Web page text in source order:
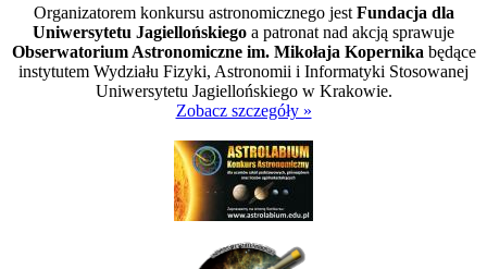
Organizatorem konkursu astronomicznego jestFundacja dla
Uniwersytetu Jagiellońskiego a patronat nad akcją sprawuje
Obserwatorium Astronomiczne im. Mikołaja Kopernikabędące
instytutem Wydziału Fizyki, Astronomii i Informatyki Stosowanej
Uniwersytetu Jagiellońskiego w Krakowie.
Zobacz szczegóły »